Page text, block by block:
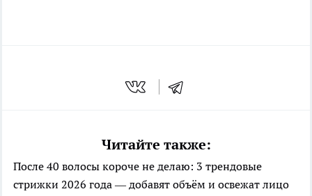
Читайте также:
После 40 волосы короче не делаю: 3 трендовые
стрижки 2026 года — добавят объём и освежат лицо